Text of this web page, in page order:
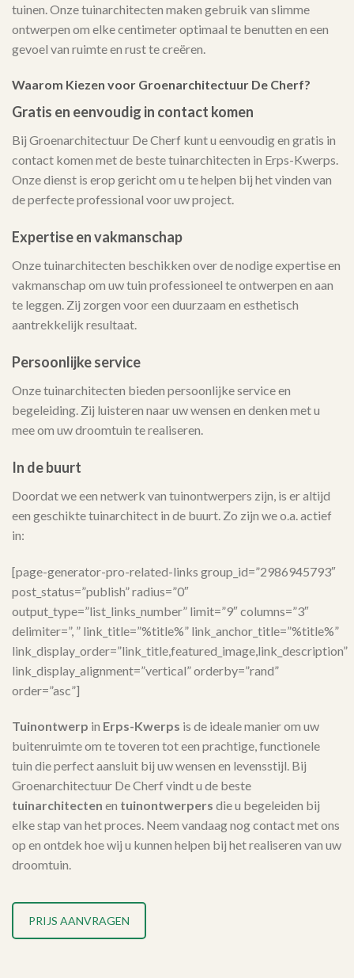
tuinen. Onze tuinarchitecten maken gebruik van slimme
ontwerpen om elke centimeter optimaal te benutten en een
gevoel van ruimte en rust te creëren.
Waarom Kiezen voor Groenarchitectuur De Cherf?
Gratis en eenvoudig in contact komen
Bij Groenarchitectuur De Cherf kunt u eenvoudig en gratis in
contact komen met de beste tuinarchitecten in Erps-Kwerps.
Onze dienst is erop gericht om u te helpen bij het vinden van
de perfecte professional voor uw project.
Expertise en vakmanschap
Onze tuinarchitecten beschikken over de nodige expertise en
vakmanschap om uw tuin professioneel te ontwerpen en aan
te leggen. Zij zorgen voor een duurzaam en esthetisch
aantrekkelijk resultaat.
Persoonlijke service
Onze tuinarchitecten bieden persoonlijke service en
begeleiding. Zij luisteren naar uw wensen en denken met u
mee om uw droomtuin te realiseren.
In de buurt
Doordat we een netwerk van tuinontwerpers zijn, is er altijd
een geschikte tuinarchitect in de buurt. Zo zijn we o.a. actief
in:
[page-generator-pro-related-links group_id=”2986945793″
post_status=”publish” radius=”0″
output_type=”list_links_number” limit=”9″ columns=”3″
delimiter=”, ” link_title=”%title%” link_anchor_title=”%title%”
link_display_order=”link_title,featured_image,link_description”
link_display_alignment=”vertical” orderby=”rand”
order=”asc”]
Tuinontwerp in Erps-Kwerps is de ideale manier om uw
buitenruimte om te toveren tot een prachtige, functionele
tuin die perfect aansluit bij uw wensen en levensstijl. Bij
Groenarchitectuur De Cherf vindt u de beste
tuinarchitecten en tuinontwerpers die u begeleiden bij
elke stap van het proces. Neem vandaag nog contact met ons
op en ontdek hoe wij u kunnen helpen bij het realiseren van uw
droomtuin.
PRIJS AANVRAGEN